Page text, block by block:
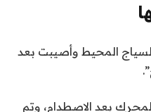
المحيط وأصيبت بعد
بعد الاصطدام، وتم